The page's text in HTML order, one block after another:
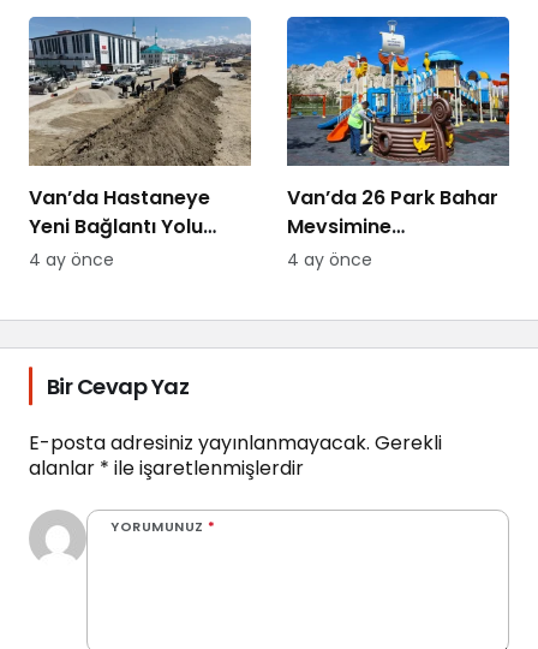
Van’da Hastaneye
Yeni Bağlantı Yolu
Yapılıyor
4 ay önce
Van’da 26 Park Bahar
Mevsimine
Hazırlanıyor
4 ay önce
Bir Cevap Yaz
E-posta adresiniz yayınlanmayacak. Gerekli
alanlar * ile işaretlenmişlerdir
YORUMUNUZ *